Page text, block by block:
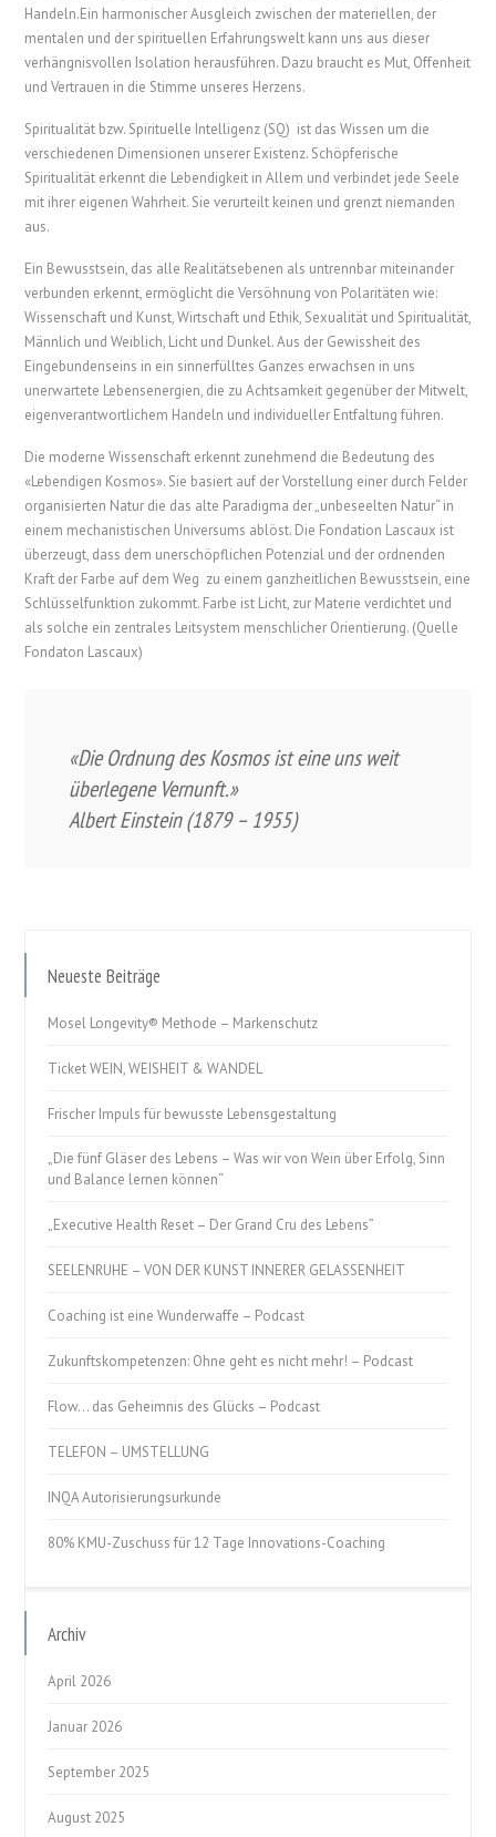
Handeln.Ein harmonischer Ausgleich zwischen der materiellen, der
mentalen und der spirituellen Erfahrungswelt kann uns aus dieser
verhängnisvollen Isolation herausführen. Dazu braucht es Mut, Offenheit
und Vertrauen in die Stimme unseres Herzens.
Spiritualität bzw. Spirituelle Intelligenz (SQ) ist das Wissen um die
verschiedenen Dimensionen unserer Existenz. Schöpferische
Spiritualität erkennt die Lebendigkeit in Allem und verbindet jede Seele
mit ihrer eigenen Wahrheit. Sie verurteilt keinen und grenzt niemanden
aus.
Ein Bewusstsein, das alle Realitätsebenen als untrennbar miteinander
verbunden erkennt, ermöglicht die Versöhnung von Polaritäten wie:
Wissenschaft und Kunst, Wirtschaft und Ethik, Sexualität und Spiritualität,
Männlich und Weiblich, Licht und Dunkel. Aus der Gewissheit des
Eingebundenseins in ein sinnerfülltes Ganzes erwachsen in uns
unerwartete Lebensenergien, die zu Achtsamkeit gegenüber der Mitwelt,
eigenverantwortlichem Handeln und individueller Entfaltung führen.
Die moderne Wissenschaft erkennt zunehmend die Bedeutung des
«Lebendigen Kosmos». Sie basiert auf der Vorstellung einer durch Felder
organisierten Natur die das alte Paradigma der „unbeseelten Natur“ in
einem mechanistischen Universums ablöst. Die Fondation Lascaux ist
überzeugt, dass dem unerschöpflichen Potenzial und der ordnenden
Kraft der Farbe auf dem Weg zu einem ganzheitlichen Bewusstsein, eine
Schlüsselfunktion zukommt. Farbe ist Licht, zur Materie verdichtet und
als solche ein zentrales Leitsystem menschlicher Orientierung. (Quelle
Fondaton Lascaux)
«Die Ordnung des Kosmos ist eine uns weit
überlegene Vernunft.»
Albert Einstein (1879 – 1955)
Neueste Beiträge
Mosel Longevity® Methode – Markenschutz
Ticket WEIN, WEISHEIT & WANDEL
Frischer Impuls für bewusste Lebensgestaltung
„Die fünf Gläser des Lebens – Was wir von Wein über Erfolg, Sinn
und Balance lernen können“
„Executive Health Reset – Der Grand Cru des Lebens”
SEELENRUHE – VON DER KUNST INNERER GELASSENHEIT
Coaching ist eine Wunderwaffe – Podcast
Zukunftskompetenzen: Ohne geht es nicht mehr! – Podcast
Flow… das Geheimnis des Glücks – Podcast
TELEFON – UMSTELLUNG
INQA Autorisierungsurkunde
80% KMU-Zuschuss für 12 Tage Innovations-Coaching
Archiv
April 2026
Januar 2026
September 2025
August 2025